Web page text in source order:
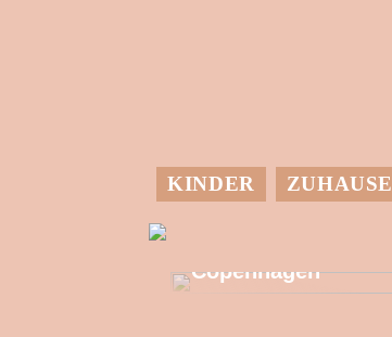
KINDER ZUHAUSE
Copenhagen